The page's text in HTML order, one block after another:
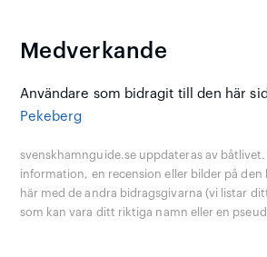
Medverkande
Användare som bidragit till den här
Pekeberg
svenskhamnguide.se uppdateras av båtlivet.
information, en recension eller bilder på den
här med de andra bidragsgivarna (vi listar
som kan vara ditt riktiga namn eller en